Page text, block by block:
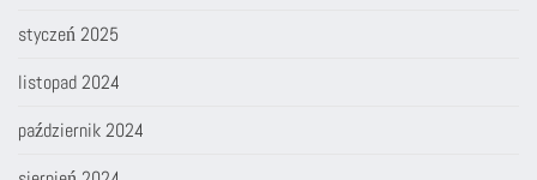
styczeń 2025
listopad 2024
październik 2024